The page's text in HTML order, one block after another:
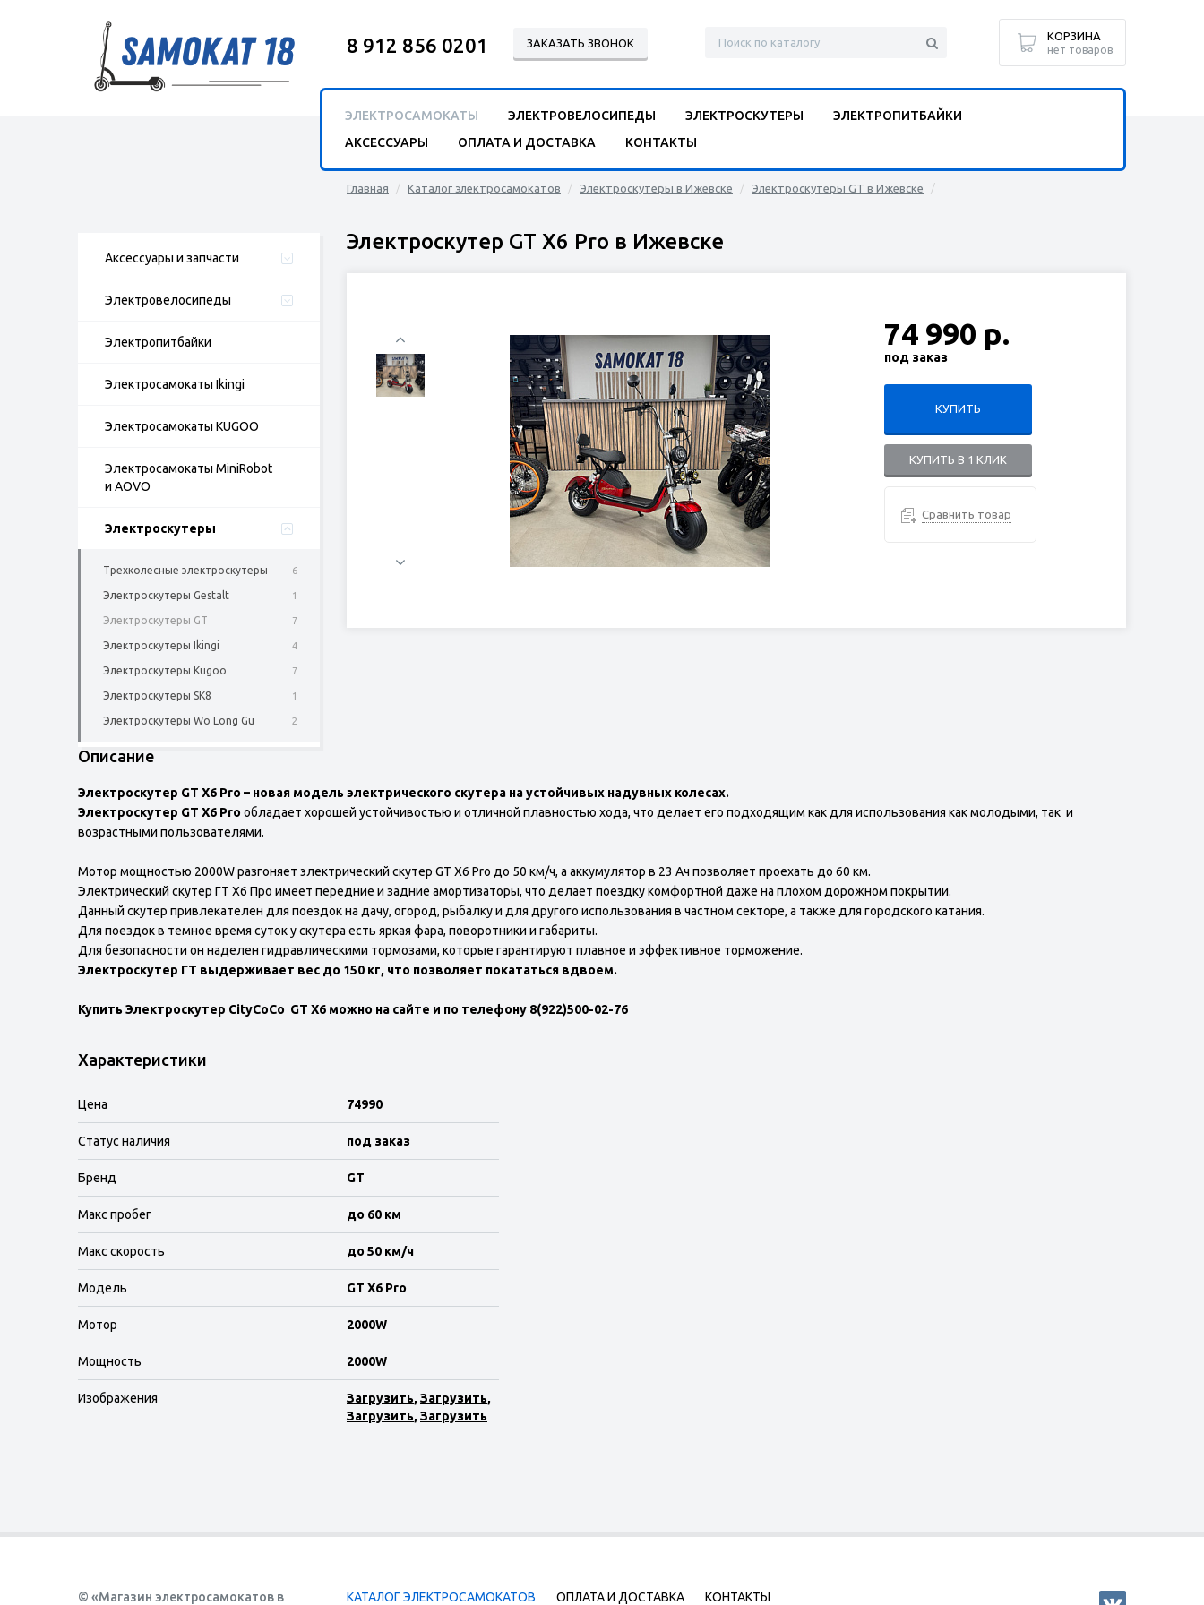
Аксессуары и запчасти
Электровелосипеды
Электропитбайки
Электросамокаты Ikingi
Электросамокаты KUGOO
Электросамокаты MiniRobot
и AOVO
Электроскутеры
Трехколесные электроскутеры 6
Электроскутеры Gestalt 1
Электроскутеры GT 7
Электроскутеры Ikingi 4
Электроскутеры Kugoo 7
Электроскутеры SK8 1
Электроскутеры Wo Long Gu 2
Главная Каталог электросамокатов Электроскутеры в Ижевске Электроскутеры GT в Ижевске
Электроскутер GT X6 Pro в Ижевске
74 990 р.
под заказ
КУПИТЬ
КУПИТЬ В 1 КЛИК
Сравнить товар
Описание
Электроскутер GT Х6 Pro – новая модель электрического скутера на устойчивых надувных колесах.
Электроскутер GT X6 Pro обладает хорошей устойчивостью и отличной плавностью хода, что делает его подходящим как для использования как молодыми, так и
возрастными пользователями.
Мотор мощностью 2000W разгоняет электрический скутер GT X6 Pro до 50 км/ч, а аккумулятор в 23 Ач позволяет проехать до 60 км.
Электрический скутер ГТ Х6 Про имеет передние и задние амортизаторы, что делает поездку комфортной даже на плохом дорожном покрытии.
Данный скутер привлекателен для поездок на дачу, огород, рыбалку и для другого использования в частном секторе, а также для городского катания.
Для поездок в темное время суток у скутера есть яркая фара, поворотники и габариты.
Для безопасности он наделен гидравлическими тормозами, которые гарантируют плавное и эффективное торможение.
Электроскутер ГТ выдерживает вес до 150 кг, что позволяет покататься вдвоем.
Купить Электроскутер CityCoCo GT X6 можно на сайте и по телефону 8(922)500-02-76
Характеристики
Цена 74990
Статус наличия под заказ
Бренд GT
Макс пробег до 60 км
Макс скорость до 50 км/ч
Модель GT X6 Pro
Мотор 2000W
Мощность 2000W
Изображения Загрузить,Загрузить,
Загрузить,Загрузить
8 912 856 0201 ЗАКАЗАТЬ ЗВОНОК
КОРЗИНА
нет товаров
ЭЛЕКТРОСАМОКАТЫ ЭЛЕКТРОВЕЛОСИПЕДЫ ЭЛЕКТРОСКУТЕРЫ
ЭЛЕКТРОПИТБАЙКИ
АКСЕССУАРЫ
ОПЛАТА И ДОСТАВКА КОНТАКТЫ
© «Магазин электросамокатов в КАТАЛОГ ЭЛЕКТРОСАМОКАТОВ ОПЛАТА И ДОСТАВКА КОНТАКТЫ